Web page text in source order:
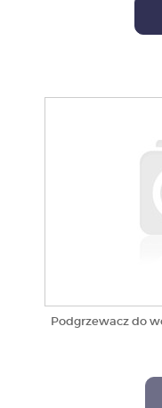
Podgrzewacz do